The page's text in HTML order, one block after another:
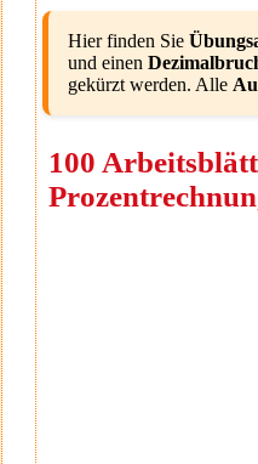
Hier finden Sie
und einen
gekürzt werden. Alle
100